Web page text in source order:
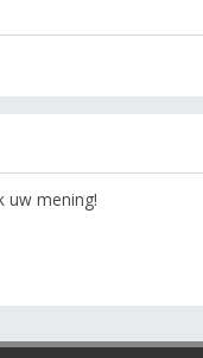
uw mening!